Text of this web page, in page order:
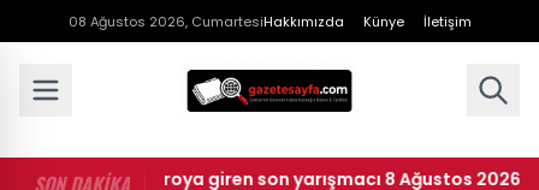
08 Ağustos 2026, CumartesiHakkımızda Künye İletişim
SON DAKİKA
kadroya giren son yarışmacı 8 Ağustos 2026: